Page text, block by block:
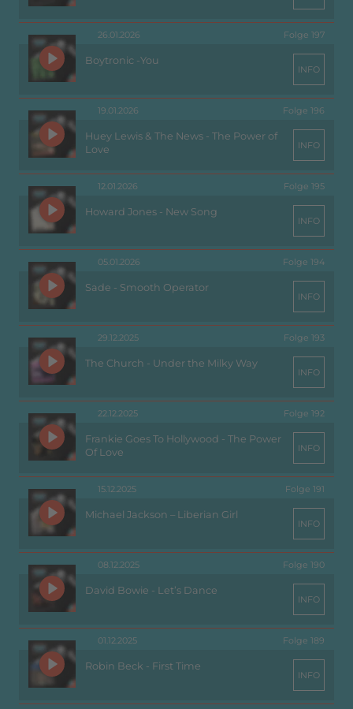
26.01.2026 Folge 197
Boytronic -You
INFO
19.01.2026 Folge 196
Huey Lewis & The News - The Power of
Love
INFO
12.01.2026 Folge 195
Howard Jones - New Song
INFO
05.01.2026 Folge 194
Sade - Smooth Operator
INFO
29.12.2025 Folge 193
The Church - Under the Milky Way
INFO
22.12.2025 Folge 192
Frankie Goes To Hollywood - The Power
Of Love
INFO
15.12.2025 Folge 191
Michael Jackson – Liberian Girl
INFO
08.12.2025 Folge 190
David Bowie - Let’s Dance
INFO
01.12.2025 Folge 189
Robin Beck - First Time
INFO